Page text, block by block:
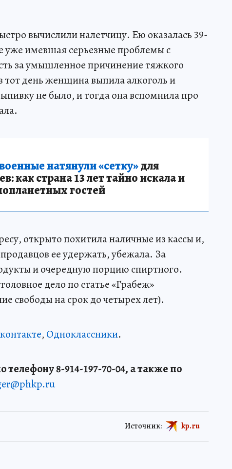
вычислили налетчицу. Ею оказалась 39-
уже имевшая серьезные проблемы с
за умышленное причинение тяжкого
тот день женщина выпила алкоголь и
не было, и тогда она вспомнила про
натянули «сетку»для
как страна 13 лет тайно искала и
гостей
открыто похитила наличные из кассы и,
ее удержать, убежала. За
и очередную порцию спиртного.
дело по статье «Грабеж»
свободы на срок до четырех лет).
, Одноклассники.
8-914-197-70-04, а также по
Источник: kp.ru